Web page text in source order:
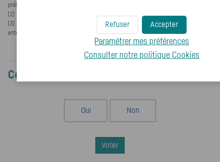
prélèvements sociaux à 18,6 %.
(2) Abattement identique à celui d’une rente viagère de type onéreux.
(3) Rente viagère de type onéreux : fraction imposable à 70 % avant 50 ans, 50 %
entre 50 et 59 ans, 40 % entre 60 et 69 ans et 30 % après 69 ans.
Cet article vous a-t-il aidé ?
Oui Non
Voter
Accepter
Refuser
Paramétrer mes préférences
Consulter notre politique Cookies